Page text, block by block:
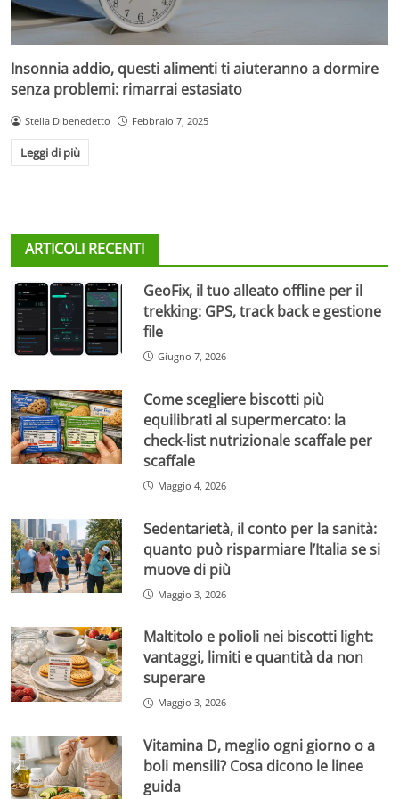
Insonnia addio, questi alimenti ti aiuteranno a dormire
senza problemi: rimarrai estasiato
Stella Dibenedetto Febbraio 7, 2025
Leggi di più
ARTICOLI RECENTI
GeoFix, il tuo alleato offline per il
trekking: GPS, track back e gestione
file
Giugno 7, 2026
Come scegliere biscotti più
equilibrati al supermercato: la
check-list nutrizionale scaffale per
scaffale
Maggio 4, 2026
Sedentarietà, il conto per la sanità:
quanto può risparmiare l’Italia se si
muove di più
Maggio 3, 2026
Maltitolo e polioli nei biscotti light:
vantaggi, limiti e quantità da non
superare
Maggio 3, 2026
Vitamina D, meglio ogni giorno o a
boli mensili? Cosa dicono le linee
guida